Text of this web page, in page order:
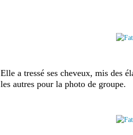
Elle a tressé ses cheveux, mis des
les autres pour la photo de groupe.